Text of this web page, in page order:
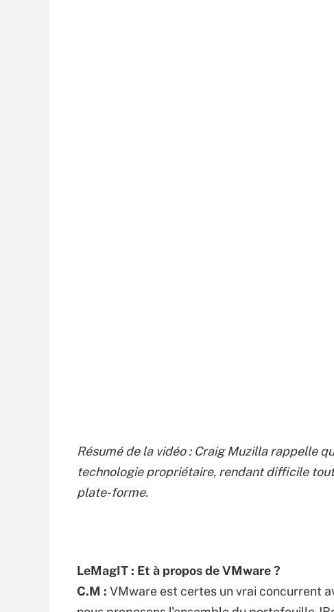
Résumé de la vidéo : Craig Muzilla rappelle
technologie propriétaire, rendant difficile
plate-forme.
LeMagIT : Et à propos de VMware ?
C.M : VMware est certes un vrai concurrent